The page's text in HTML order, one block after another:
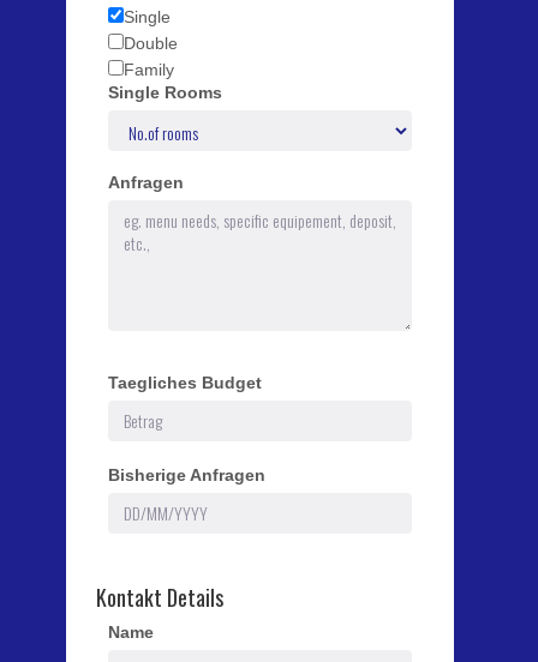
Single
Double
Family
Single Rooms
Anfragen
Taegliches Budget
Bisherige Anfragen
Kontakt Details
Name